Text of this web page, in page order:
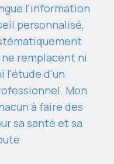
l'information
personnalisé,
remplacent ni
l'étude d'un
Mon
à faire des
sa santé et sa